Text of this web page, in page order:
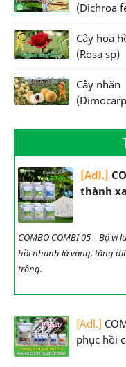
(Dichroa
Cây hoa
(Rosa sp)
Cây nhãn
[Adl.]
thành
COMBO COMBI 05 – Bộ
hồi nhanh lá vàng, tăng
trồng.
[Adl.]
phục hồi